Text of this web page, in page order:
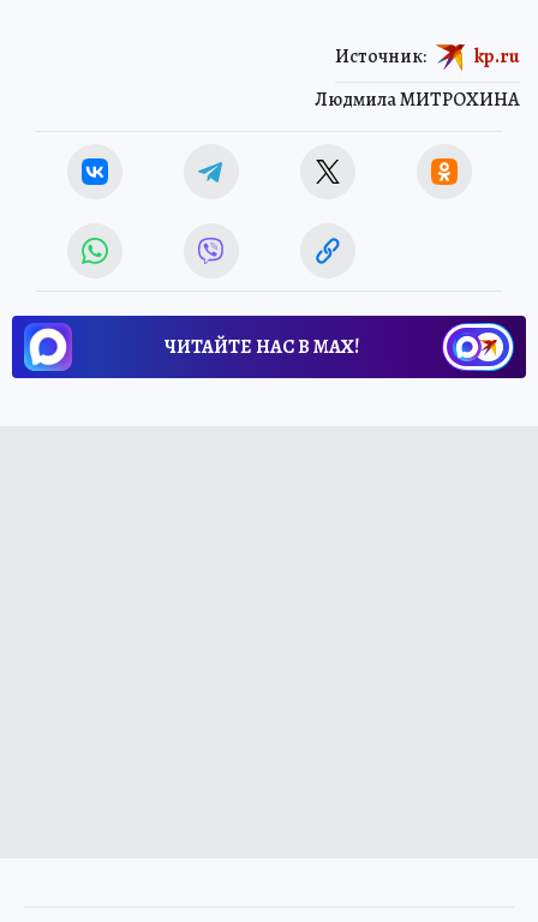
Людмила МИТРОХИНА
Источник: kp.ru
ЧИТАЙТЕ НАС В МАХ!